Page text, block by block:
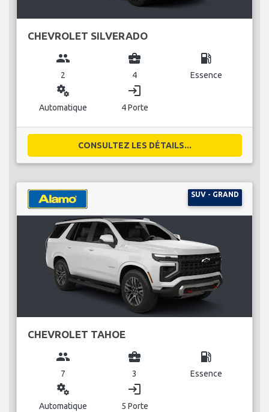
CHEVROLET SILVERADO
group
2
business_center
4
local_gas_station
Essence
miscellaneous_services
Automatique
login
4 Porte
CONSULTEZ LES DÉTAILS...
SUV - GRAND
CHEVROLET TAHOE
group
7
business_center
3
local_gas_station
Essence
miscellaneous_services
Automatique
login
5 Porte